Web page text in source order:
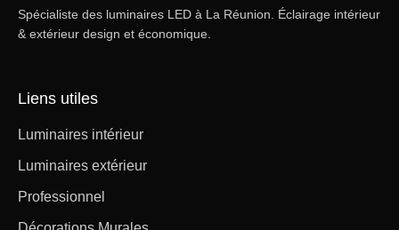
Spécialiste des luminaires LED à La Réunion. Éclairage intérieur
& extérieur design et économique.
Liens utiles
Luminaires intérieur
Luminaires extérieur
Professionnel